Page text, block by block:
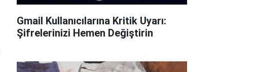
Gmail Kullanıcılarına Kritik Uyarı:
Şifrelerinizi Hemen Değiştirin